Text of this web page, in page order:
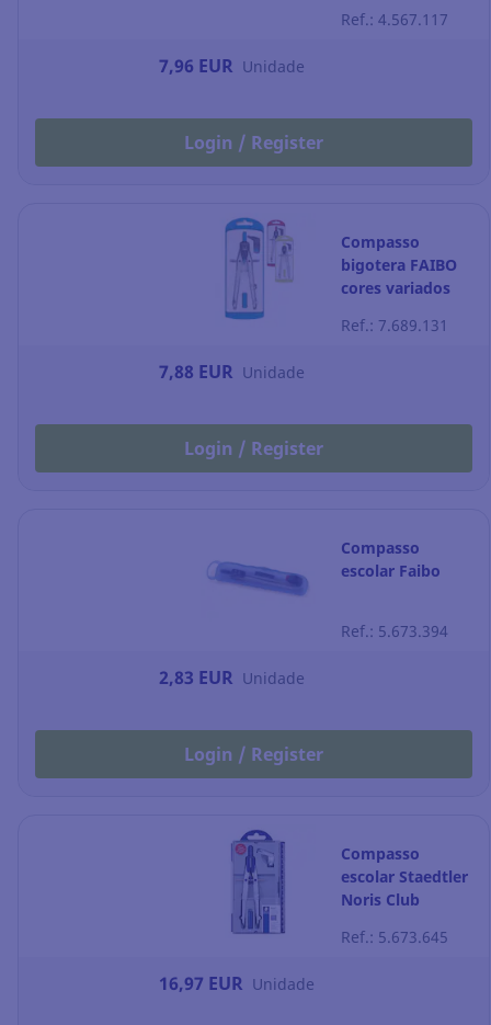
Ref.: 4.567.117
7,96 EUR Unidade
Login / Register
Compasso
bigotera FAIBO
cores variados
Ref.: 7.689.131
7,88 EUR Unidade
Login / Register
Compasso
escolar Faibo
Ref.: 5.673.394
2,83 EUR Unidade
Login / Register
Compasso
escolar Staedtler
Noris Club
Ref.: 5.673.645
16,97 EUR Unidade